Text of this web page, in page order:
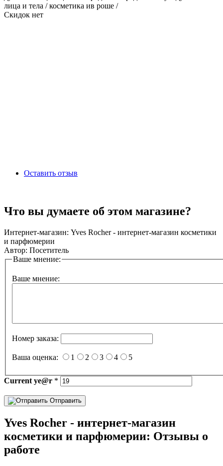
лица и тела / косметика ив роше /
Скидок нет
Оставить отзыв
Что вы думаете об этом магазине?
Интернет-магазин: Yves Rocher - интернет-магазин косметики
и парфюмерии
Автор: Посетитель
Ваше мнение:
Ваше мнение:
Номер заказа:
Ваша оценка: 1 2 3 4 5
Current ye@r *
Отправить
Yves Rocher - интернет-магазин
косметики и парфюмерии: Отзывы о
работе